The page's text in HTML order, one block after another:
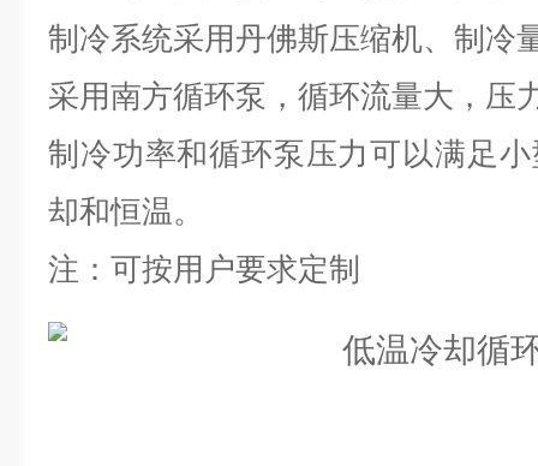
制冷系统采用丹佛斯压缩机、制冷
采用南方循环泵，循环流量大，压
制冷功率和循环泵压力可以满足
却和恒温。
注：可按用户要求定制